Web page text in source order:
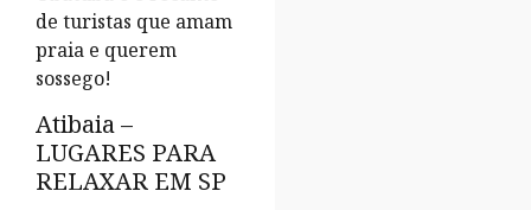
de turistas que amam
praia e querem
sossego!
Atibaia –
LUGARES PARA
RELAXAR EM SP